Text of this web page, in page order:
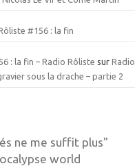
#156 : la fin
: la fin – Radio Rôliste surRadio
sous la drache – partie 2
ne me suffit plus"
world